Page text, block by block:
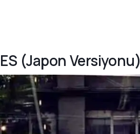
(Japon Versiyonu)